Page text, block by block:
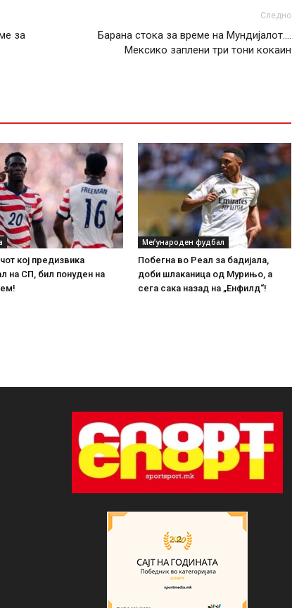
за
Следно
Барана стока за време на Мундијалот….
Мексико заплени три тони кокаин
кој предизвика
на СП, бил понуден на
Меѓународен фудбал
Побегна во Реал за бадијала,
доби шлаканица од Мурињо, а
сега сака назад на „Енфилд“!